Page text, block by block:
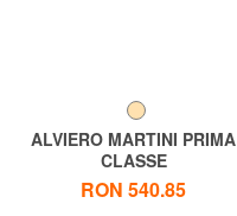
ALVIERO MARTINI PRIMA
CLASSE
GEO CLASSIC Portofel mic cu
cataramă
RON 540.85